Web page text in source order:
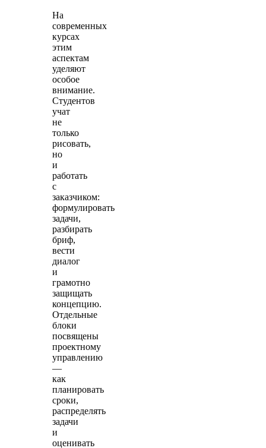
На
современных
курсах
этим
аспектам
уделяют
особое
внимание.
Студентов
учат
не
только
рисовать,
но
и
работать
с
заказчиком:
формулировать
задачи,
разбирать
бриф,
вести
диалог
и
грамотно
защищать
концепцию.
Отдельные
блоки
посвящены
проектному
управлению
—
как
планировать
сроки,
распределять
задачи
и
оценивать